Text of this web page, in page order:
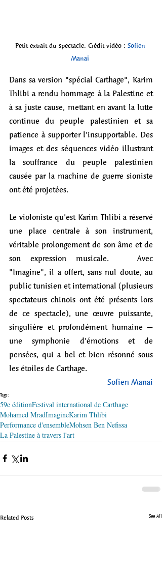
Petit extrait du spectacle. Crédit vidéo : Sofien
Manai
Dans sa version "spécial Carthage", Karim
Thlibi a rendu hommage à la Palestine et
à sa juste cause, mettant en avant la lutte
continue du peuple palestinien et sa
patience à supporter l’insupportable. Des
images et des séquences vidéo illustrant
la souffrance du peuple palestinien
causée par la machine de guerre sioniste
ont été projetées.
Le violoniste qu’est Karim Thlibi a réservé
une place centrale à son instrument,
véritable prolongement de son âme et de
son expression musicale.   Avec
"Imagine", il a offert, sans nul doute, au
public tunisien et international (plusieurs
spectateurs chinois ont été présents lors
de ce spectacle), une œuvre puissante,
singulière et profondément humaine –
une symphonie d’émotions et de
pensées, qui a bel et bien résonné sous
les étoiles de Carthage.
Sofien Manai
Tags:
59e éditionFestival international de Carthage
Mohamed MradImagineKarim Thlibi
Performance d'ensembleMohsen Ben Nefissa
La Palestine à travers l'art
Related Posts See All